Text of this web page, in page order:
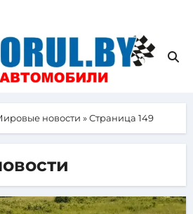
новости »Страница 149